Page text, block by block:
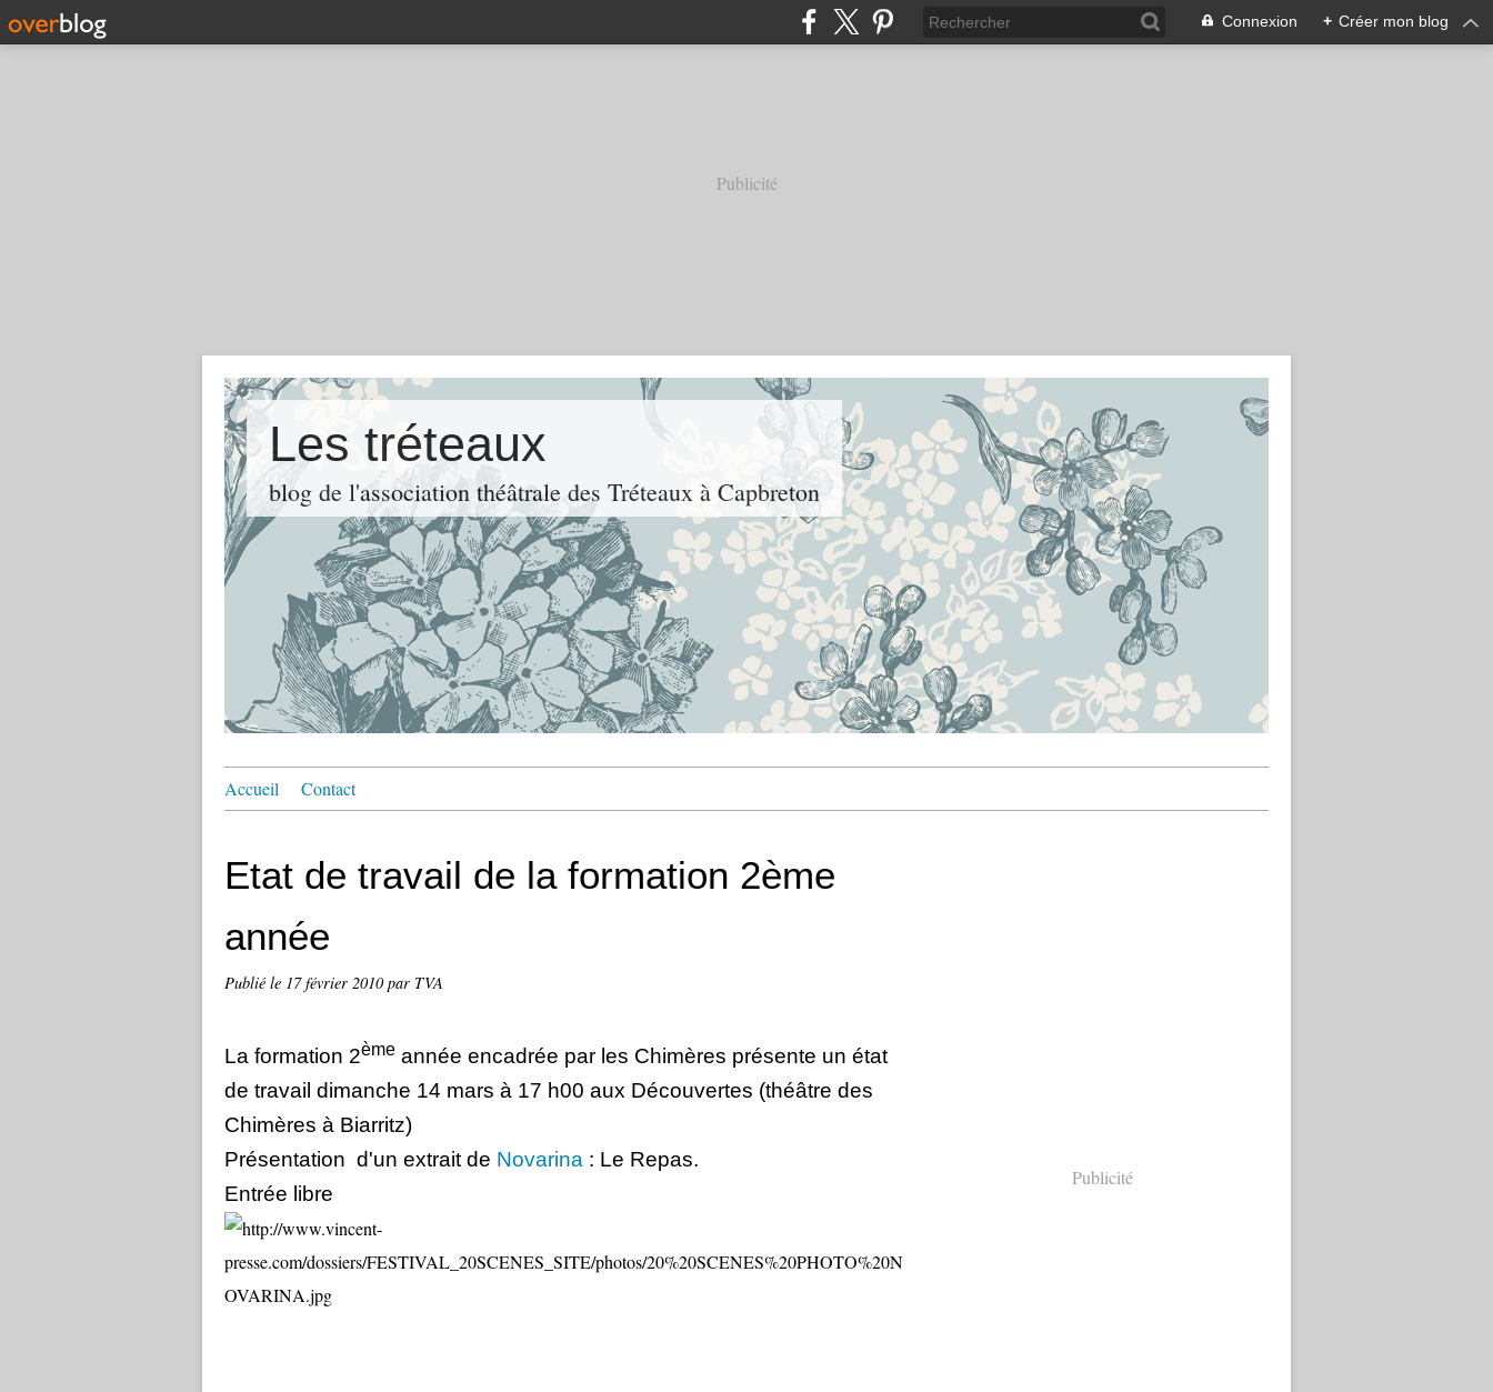
Connexion + Créer mon blog
Publicité
Les tréteaux
blog de l'association théâtrale des Tréteaux à Capbreton
Accueil Contact
Etat de travail de la formation 2ème
année
Publié le 17 février 2010par TVA
La formation 2ème année encadrée par les Chimères présente un état
de travail dimanche 14 mars à 17 h00 aux Découvertes (théâtre des
Chimères à Biarritz)
Présentation d'un extrait de Novarina : Le Repas.
Entrée libre
Publicité